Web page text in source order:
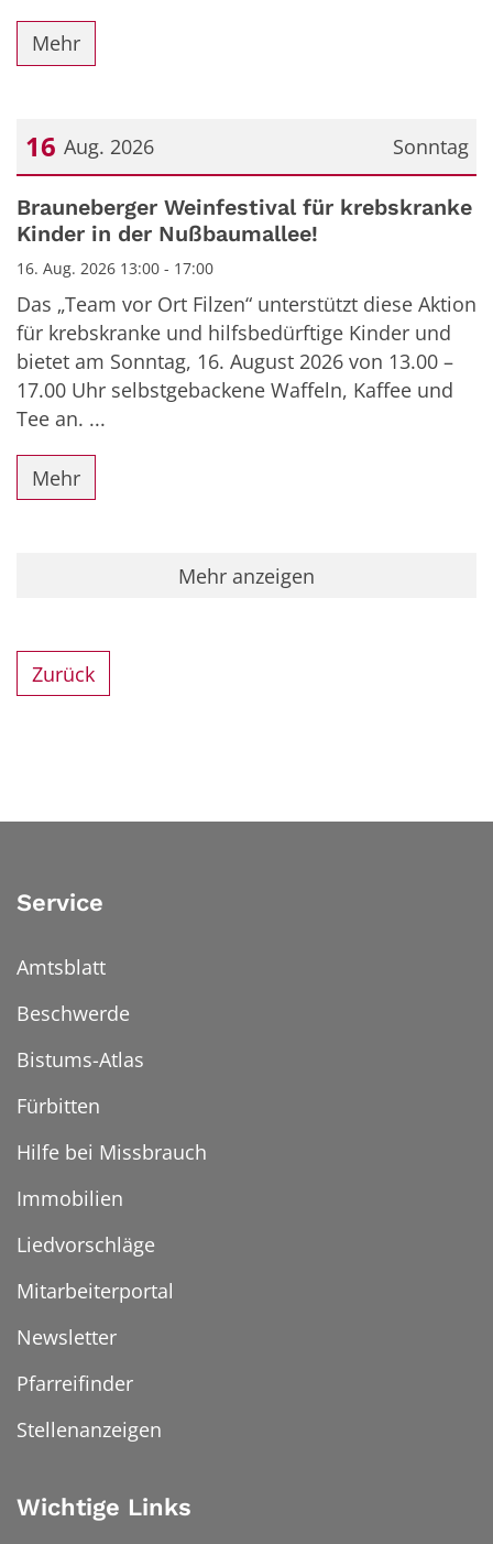
Mehr
Sonntag
16 Aug. 2026
Datum: 16. August 2026
Brauneberger Weinfestival für krebskranke
Kinder in der Nußbaumallee!
16. Aug. 2026 13:00 - 17:00
Das „Team vor Ort Filzen“ unterstützt diese Aktion
für krebskranke und hilfsbedürftige Kinder und
bietet am Sonntag, 16. August 2026 von 13.00 –
17.00 Uhr selbstgebackene Waffeln, Kaffee und
Tee an. ...
Mehr
Mehr anzeigen
Zurück
Service
Amtsblatt
Beschwerde
Bistums-Atlas
Fürbitten
Hilfe bei Missbrauch
Immobilien
Liedvorschläge
Mitarbeiterportal
Newsletter
Pfarreifinder
Stellenanzeigen
Wichtige Links